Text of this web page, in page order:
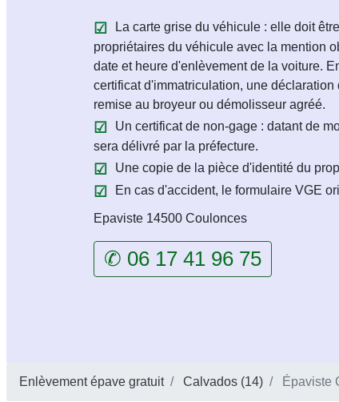
La carte grise du véhicule : elle doit
propriétaires du véhicule avec la mention
date et heure d'enlèvement de la voiture.
certificat d'immatriculation, une déclaration
remise au broyeur ou démolisseur agréé.
Un certificat de non-gage : datant de
sera délivré par la préfecture.
Une copie de la pièce d'identité du
En cas d'accident, le formulaire VGE
Epaviste 14500 Coulonces
✆ 06 17 41 96 75
Enlèvement épave gratuit Calvados (14) Épaviste